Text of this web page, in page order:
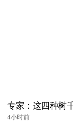
专家：这四种树
4小时前